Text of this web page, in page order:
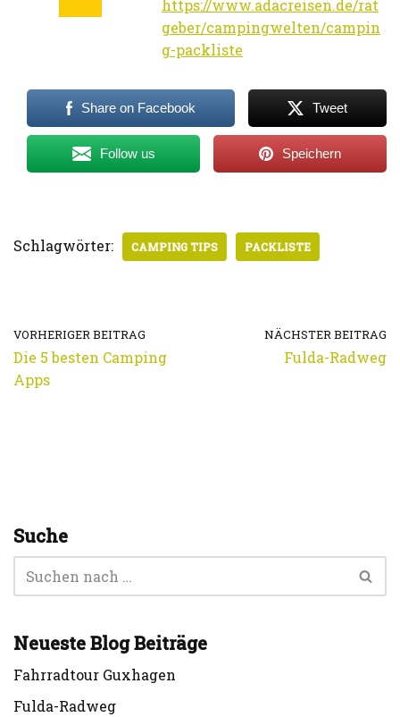
https://www.adacreisen.de/rat
geber/campingwelten/campin
g-packliste
Share on Facebook Tweet
Follow us Speichern
Schlagwörter: CAMPING TIPS PACKLISTE
VORHERIGER BEITRAG
Die 5 besten Camping
Apps
NÄCHSTER BEITRAG
Fulda-Radweg
Suche
Neueste Blog Beiträge
Fahrradtour Guxhagen
Fulda-Radweg